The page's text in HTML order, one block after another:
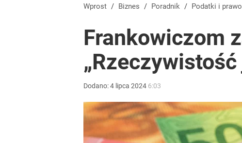
Wprost / Biznes / Poradnik / Podatki i prawo
Frankowiczom
Dodano:4 lipca 2024 6:03